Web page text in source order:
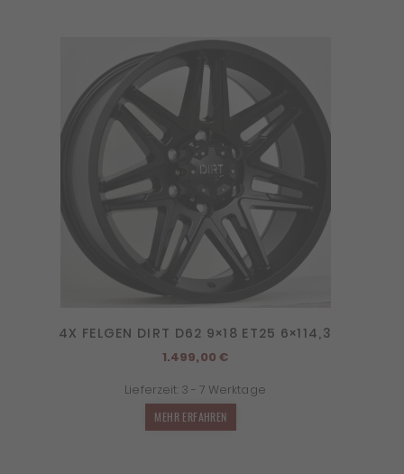
4X FELGEN DIRT D62 9×18 ET25 6×114,3
1.499,00€
Lieferzeit: 3 - 7 Werktage
MEHR ERFAHREN